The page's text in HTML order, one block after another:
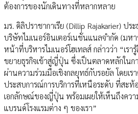
ต้องการของนักเดินทางที่หลากหลาย
มร. ดิลิปราชากาเรีย (Dillip Rajakarier) ป
บริษัทไมเนอร์อินเตอร์เนชั่นแนลจำกัด (มห
หน้าที่บริหารไมเนอร์โฮเทลส์ กล่าวว่า “เร
ขยายธุรกิจเข้าสู่ญี่ปุ่น ซึ่งเป็นตลาดหลักในก
ผ่านความร่วมมือเชิงกลยุทธ์กับรอยัล โดยเ
ประสบการณ์การบริการที่เหนือระดับ ที่สะ
เอกลักษณ์ของญี่ปุ่น พร้อมเผยให้เห็นถึงควา
แบรนด์โรงแรมต่าง ๆ ของเรา”